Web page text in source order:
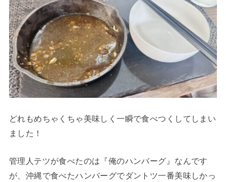
どれもめちゃくちゃ美味しく一瞬で食べつくしてしまい
ました！
管理人テツが食べたのは『俺のハンバーグ』なんです
が、沖縄で食べたハンバーグでダントツ一番美味しかっ